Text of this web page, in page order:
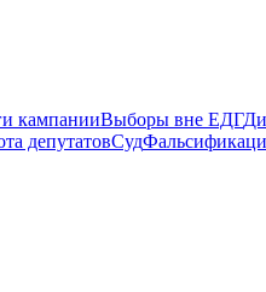
кампанииВыборы вне ЕДГ
депутатовСуд